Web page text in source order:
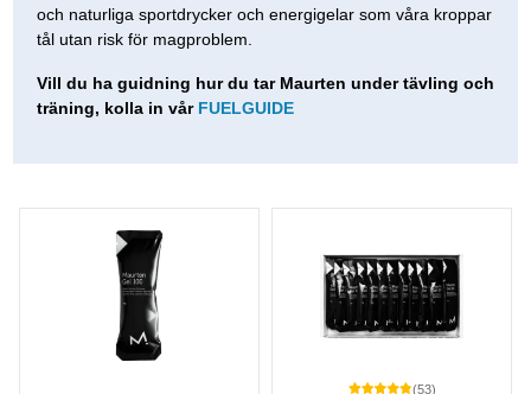
och naturliga sportdrycker och energigelar som våra kroppar
tål utan risk för magproblem.
Vill du ha guidning hur du tar Maurten under tävling och
träning, kolla in vår FUELGUIDE
(53)